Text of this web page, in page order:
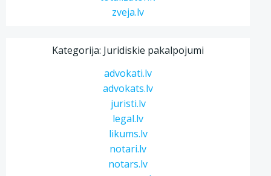
zveja.lv
Kategorija: Juridiskie pakalpojumi
advokati.lv
advokats.lv
juristi.lv
legal.lv
likums.lv
notari.lv
notars.lv